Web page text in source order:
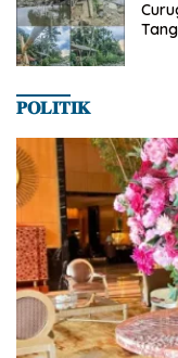
𝐏𝐎𝐋𝐈𝐓𝐈𝐊